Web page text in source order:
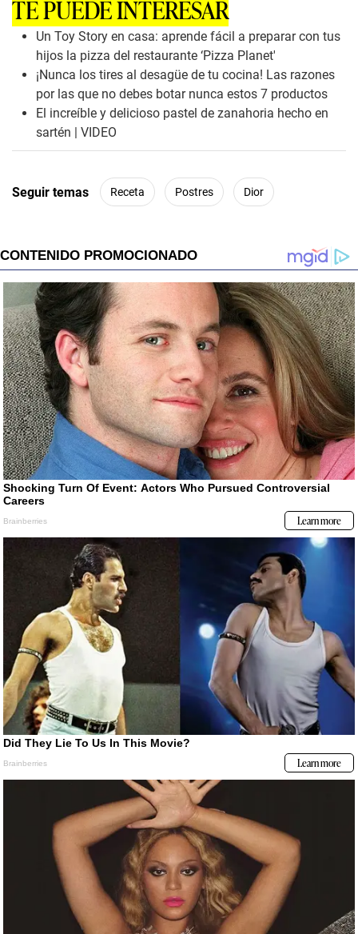
TE PUEDE INTERESAR
Un Toy Story en casa: aprende fácil a preparar con tus
hijos la pizza del restaurante ‘Pizza Planet'
¡Nunca los tires al desagüe de tu cocina! Las razones
por las que no debes botar nunca estos 7 productos
El increíble y delicioso pastel de zanahoria hecho en
sartén | VIDEO
Seguir temas Receta Postres Dior